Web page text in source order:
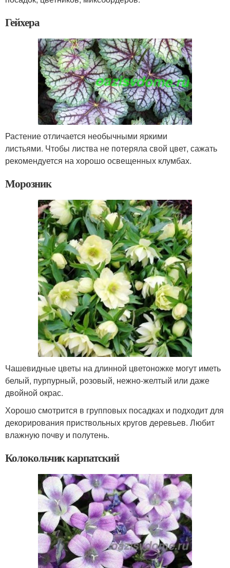
Гейхера
Растение отличается необычными яркими
листьями. Чтобы листва не потеряла свой цвет, сажать
рекомендуется на хорошо освещенных клумбах.
Морозник
Чашевидные цветы на длинной цветоножке могут иметь
белый, пурпурный, розовый, нежно-желтый или даже
двойной окрас.
Хорошо смотрится в групповых посадках и подходит для
декорирования приствольных кругов деревьев. Любит
влажную почву и полутень.
Колокольчик карпатский